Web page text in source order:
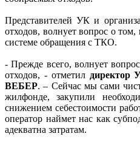
Представителей УК и
отходов, волнует вопрос о
системе обращения с ТКО.
- Прежде всего, волнует
отходов, - отметил директор
ВЕБЕР. – Сейчас мы сами
жилфонде, закупили
снижением себестоимости
оператор наймет нас как
адекватна затратам.